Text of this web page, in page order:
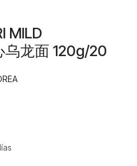
MILD
乌龙面 120g/20